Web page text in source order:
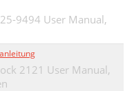
9494 User Manual,
2121 User Manual,